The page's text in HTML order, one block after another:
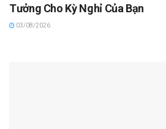
Tưởng Cho Kỳ Nghỉ Của Bạn
03/08/2026